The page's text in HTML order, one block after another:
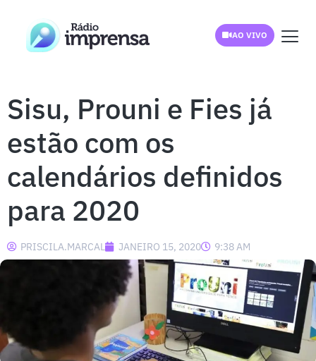
AO VIVO
Sisu, Prouni e Fies já
estão com os
calendários definidos
para 2020
PRISCILA.MARCAL JANEIRO 15, 2020 9:38 AM